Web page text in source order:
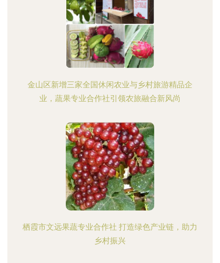
金山区新增三家全国休闲农业与乡村旅游精品企
业，蔬果专业合作社引领农旅融合新风尚
栖霞市文远果蔬专业合作社 打造绿色产业链，助力
乡村振兴